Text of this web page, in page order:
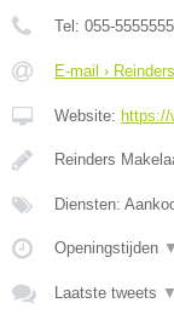
Tel: 055-5555555
E-mail ›
Website: https://
Reinders
Diensten:
Openingstijden ▼
Laatste tweets ▼